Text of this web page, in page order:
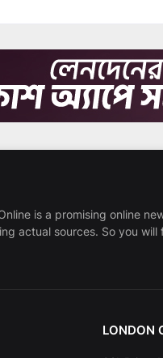
is a promising online
actual sources. So you
LONDON